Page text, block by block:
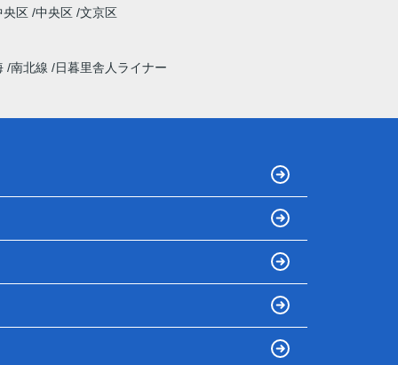
央区 中央区 文京区
南北線 日暮里舎人ライナー